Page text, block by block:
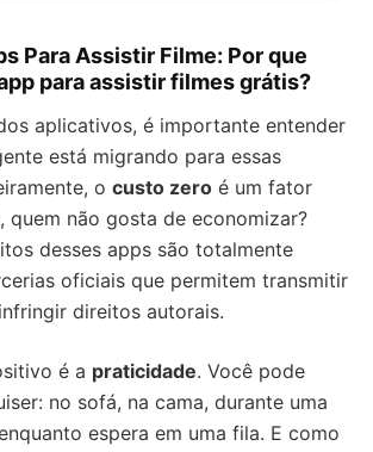
Para Assistir Filme: Por que
para assistir filmes grátis?
aplicativos, é importante entender
está migrando para essas
o custo zero é um fator
quem não gosta de economizar?
desses apps são totalmente
oficiais que permitem transmitir
direitos autorais.
é a praticidade. Você pode
no sofá, na cama, durante uma
espera em uma fila. E como